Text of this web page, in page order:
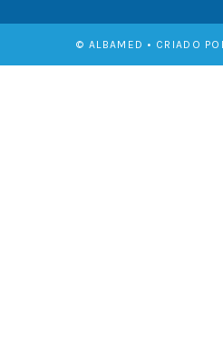
© ALBAMED • CRIADO